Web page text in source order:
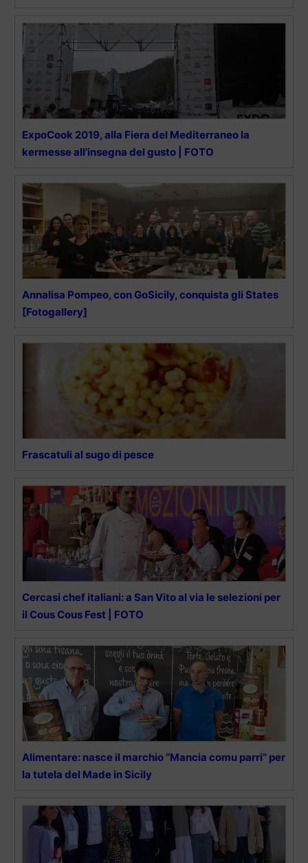
ExpoCook 2019, alla Fiera del Mediterraneo la
kermesse all’insegna del gusto | FOTO
Annalisa Pompeo, con GoSicily, conquista gli States
[Fotogallery]
Frascatuli al sugo di pesce
Cercasi chef italiani: a San Vito al via le selezioni per
il Cous Cous Fest | FOTO
Alimentare: nasce il marchio “Mancia comu parri” per
la tutela del Made in Sicily